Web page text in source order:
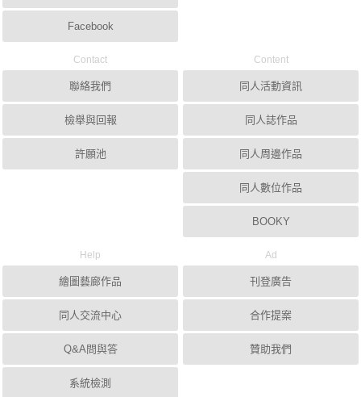
Facebook
Contact
聯絡我們
檢舉與回報
許願池
Content
同人活動資訊
同人誌作品
同人周邊作品
同人數位作品
BOOKY
Help
繪圖藝廊作品
同人交流中心
Q&A問與答
系統檢測
Ad
刊登廣告
合作提案
贊助我們